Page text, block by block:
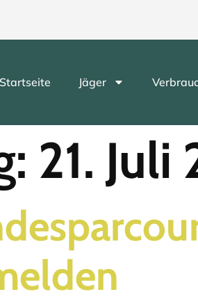
Startseite Jäger
21. Juli